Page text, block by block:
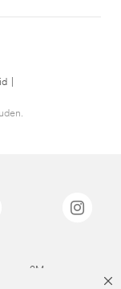
van 3M.we